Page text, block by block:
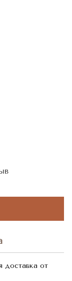
доставка от